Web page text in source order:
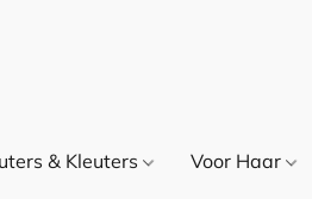
& Kleuters Voor Haar